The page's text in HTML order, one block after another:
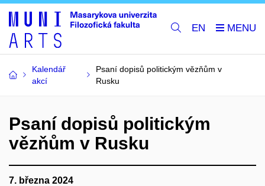
EN
Kalendář
akcí
Psaní dopisů politickým vězňům v
Rusku
Psaní dopisů politickým
vězňům v Rusku
7. března 2024